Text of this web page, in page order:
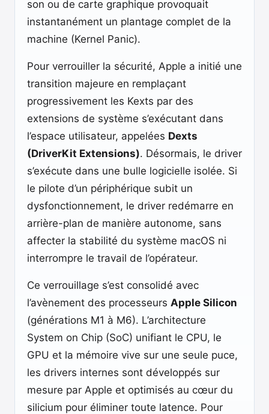
son ou de carte graphique provoquait
instantanément un plantage complet de la
machine (Kernel Panic).
Pour verrouiller la sécurité, Apple a initié une
transition majeure en remplaçant
progressivement les Kexts par des
extensions de système s’exécutant dans
l’espace utilisateur, appelées Dexts
(DriverKit Extensions). Désormais, le driver
s’exécute dans une bulle logicielle isolée. Si
le pilote d’un périphérique subit un
dysfonctionnement, le driver redémarre en
arrière-plan de manière autonome, sans
affecter la stabilité du système macOS ni
interrompre le travail de l’opérateur.
Ce verrouillage s’est consolidé avec
l’avènement des processeurs Apple Silicon
(générations M1 à M6). L’architecture
System on Chip (SoC) unifiant le CPU, le
GPU et la mémoire vive sur une seule puce,
les drivers internes sont développés sur
mesure par Apple et optimisés au cœur du
silicium pour éliminer toute latence. Pour